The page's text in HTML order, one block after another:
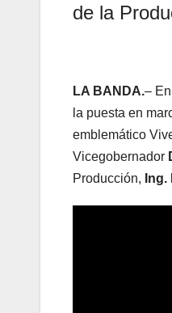
de la
LA BANDA.–
la puesta en
emblemático
Vicegobernador
Producción,